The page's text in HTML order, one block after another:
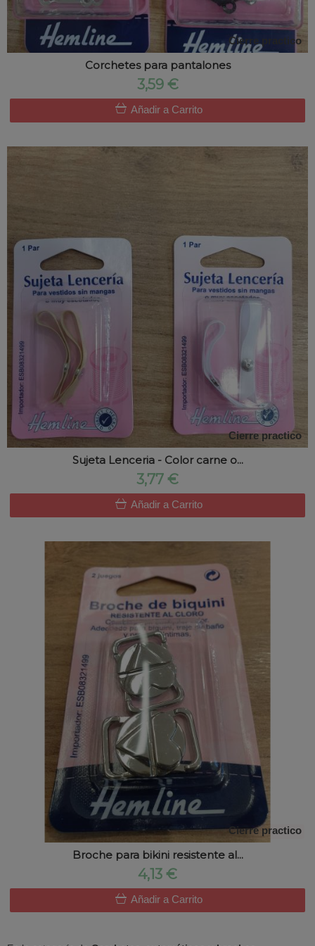
Cierre practico
Corchetes para pantalones
3,59 €
Añadir a Carrito
Cierre practico
Sujeta Lenceria - Color carne o...
3,77 €
Añadir a Carrito
Cierre practico
Broche para bikini resistente al...
4,13 €
Añadir a Carrito